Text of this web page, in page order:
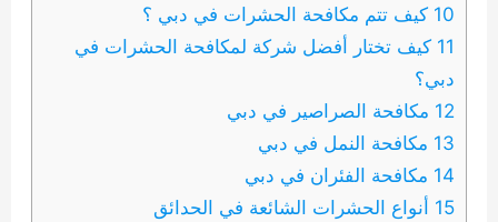
10 كيف تتم مكافحة الحشرات في دبي ؟
11 كيف تختار أفضل شركة لمكافحة الحشرات في
دبي؟
12 مكافحة الصراصير في دبي
13 مكافحة النمل في دبي
14 مكافحة الفئران في دبي
15 أنواع الحشرات الشائعة في الحدائق